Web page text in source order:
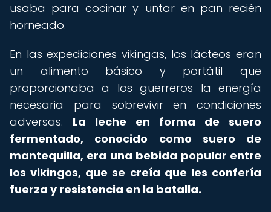
usaba para cocinar y untar en pan recién
horneado.
En las expediciones vikingas, los lácteos eran
un alimento básico y portátil que
proporcionaba a los guerreros la energía
necesaria para sobrevivir en condiciones
adversas. La leche en forma de suero
fermentado, conocido como suero de
mantequilla, era una bebida popular entre
los vikingos, que se creía que les confería
fuerza y resistencia en la batalla.